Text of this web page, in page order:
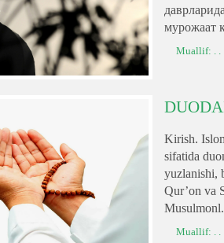
мурожаат
Muallif: . .
Kirish.
sifatida
yuzlanishi,
Qur’on va
Muallif: . .